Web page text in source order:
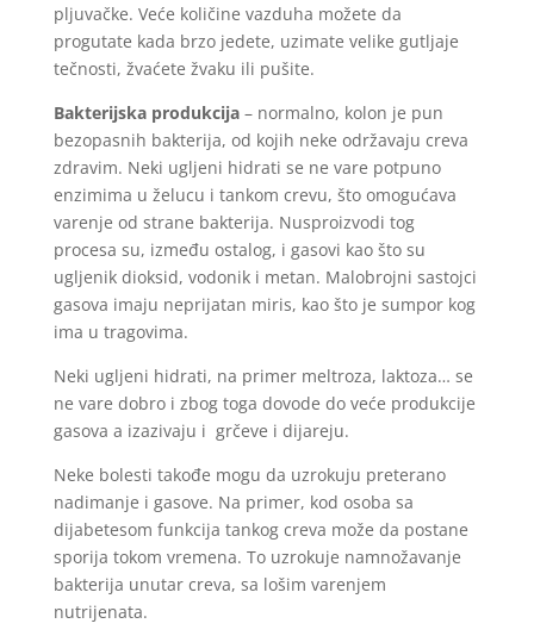
pljuvačke. Veće količine vazduha možete da
progutate kada brzo jedete, uzimate velike gutljaje
tečnosti, žvaćete žvaku ili pušite.
Bakterijska produkcija– normalno, kolon je pun
bezopasnih bakterija, od kojih neke održavaju creva
zdravim. Neki ugljeni hidrati se ne vare potpuno
enzimima u želucu i tankom crevu, što omogućava
varenje od strane bakterija. Nusproizvodi tog
procesa su, između ostalog, i gasovi kao što su
ugljenik dioksid, vodonik i metan. Malobrojni sastojci
gasova imaju neprijatan miris, kao što je sumpor kog
ima u tragovima.
Neki ugljeni hidrati, na primer meltroza, laktoza… se
ne vare dobro i zbog toga dovode do veće produkcije
gasova a izazivaju i grčeve i dijareju.
Neke bolesti takođe mogu da uzrokuju preterano
nadimanje i gasove. Na primer, kod osoba sa
dijabetesom funkcija tankog creva može da postane
sporija tokom vremena. To uzrokuje namnožavanje
bakterija unutar creva, sa lošim varenjem
nutrijenata.